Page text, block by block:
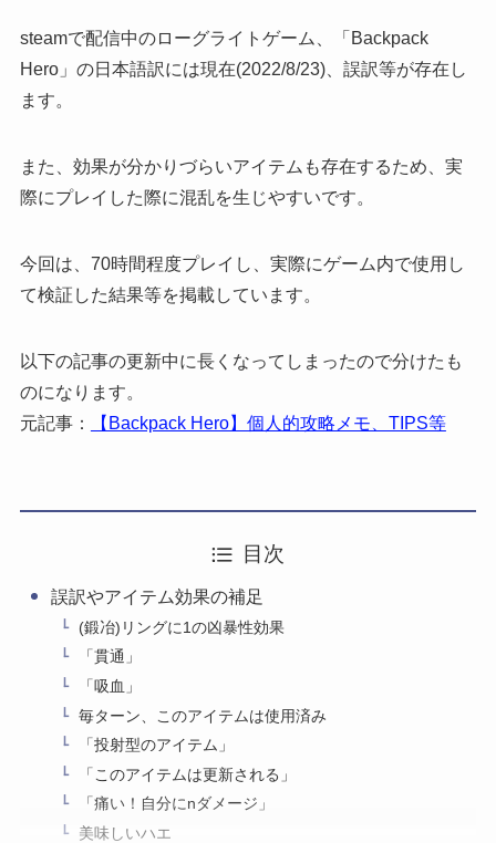
steamで配信中のローグライトゲーム、「Backpack
Hero」の日本語訳には現在(2022/8/23)、誤訳等が存在し
ます。
また、効果が分かりづらいアイテムも存在するため、実
際にプレイした際に混乱を生じやすいです。
今回は、70時間程度プレイし、実際にゲーム内で使用し
て検証した結果等を掲載しています。
以下の記事の更新中に長くなってしまったので分けたも
のになります。
元記事：
【Backpack Hero】個人的攻略メモ、TIPS等
目次
誤訳やアイテム効果の補足
(鍛冶)リングに1の凶暴性効果
「貫通」
「吸血」
毎ターン、このアイテムは使用済み
「投射型のアイテム」
「このアイテムは更新される」
「痛い！自分にnダメージ」
美味しいハエ